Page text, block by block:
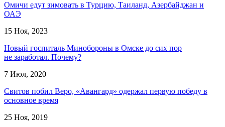
Омичи едут зимовать в Турцию, Таиланд, Азербайджан и
ОАЭ
15 Ноя, 2023
Новый госпиталь Минобороны в Омске до сих пор
не заработал. Почему?
7 Июл, 2020
Свитов побил Веро, «Авангард» одержал первую победу в
основное время
25 Ноя, 2019